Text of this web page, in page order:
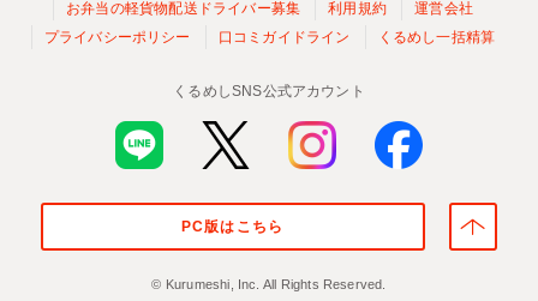
お弁当の軽貨物配送ドライバー募集
利用規約
運営会社
プライバシーポリシー
口コミガイドライン くるめし一括精算
くるめしSNS公式アカウント
PC版はこちら
© Kurumeshi, Inc. All Rights Reserved.